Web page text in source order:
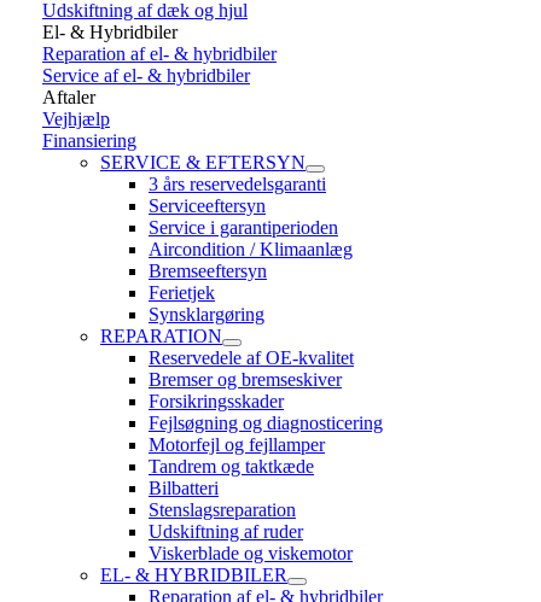
Udskiftning af dæk og hjul
El- & Hybridbiler
Reparation af el- & hybridbiler
Service af el- & hybridbiler
Aftaler
Vejhjælp
Finansiering
SERVICE & EFTERSYN
3 års reservedelsgaranti
Serviceeftersyn
Service i garantiperioden
Aircondition / Klimaanlæg
Bremseeftersyn
Ferietjek
Synsklargøring
REPARATION
Reservedele af OE-kvalitet
Bremser og bremseskiver
Forsikringsskader
Fejlsøgning og diagnosticering
Motorfejl og fejllamper
Tandrem og taktkæde
Bilbatteri
Stenslagsreparation
Udskiftning af ruder
Viskerblade og viskemotor
EL- & HYBRIDBILER
Reparation af el- & hybridbiler